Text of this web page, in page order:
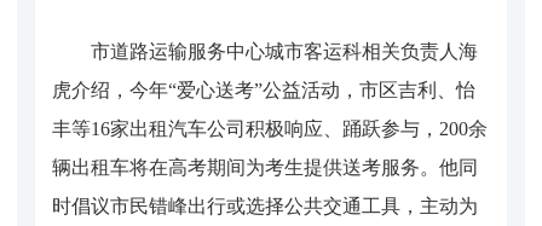
市道路运输服务中心城市客运科相关负责人海
虎介绍，今年“爱心送考”公益活动，市区吉利、怡
丰等16家出租汽车公司积极响应、踊跃参与，200余
辆出租车将在高考期间为考生提供送考服务。他同
时倡议市民错峰出行或选择公共交通工具，主动为